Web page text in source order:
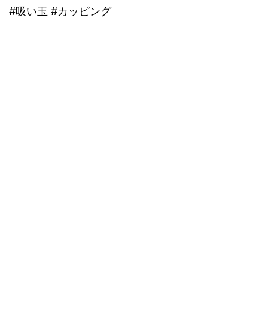
#吸い玉 #カッピング